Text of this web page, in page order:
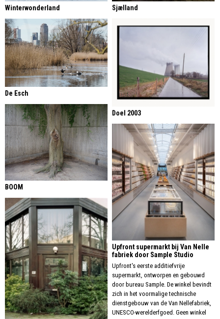
Sjælland
Winterwonderland
Doel 2003
De Esch
BOOM
Upfront supermarkt bij Van Nelle
fabriek door Sample Studio
Upfront's eerste additiefvrije
supermarkt, ontworpen en gebouwd
door bureau Sample. De winkel bevindt
zich in het voormalige technische
dienstgebouw van de Van Nellefabriek,
UNESCO-werelderfgoed. Geen winkel